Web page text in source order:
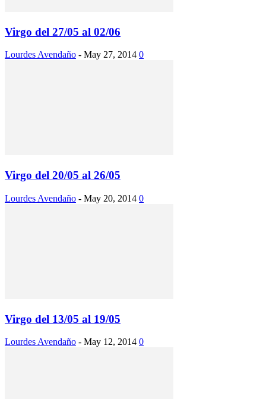
Virgo del 27/05 al 02/06
Lourdes Avendaño - May 27, 2014 0
Virgo del 20/05 al 26/05
Lourdes Avendaño - May 20, 2014 0
Virgo del 13/05 al 19/05
Lourdes Avendaño - May 12, 2014 0